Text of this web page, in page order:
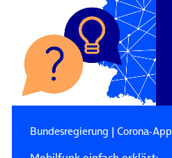
Bundesregierung | Corona-App